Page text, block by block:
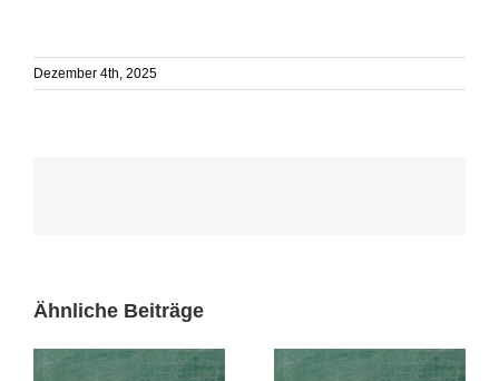
Dezember 4th, 2025
Ähnliche Beiträge